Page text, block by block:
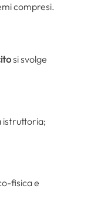
compresi.
si svolge
istruttoria;
fisica e